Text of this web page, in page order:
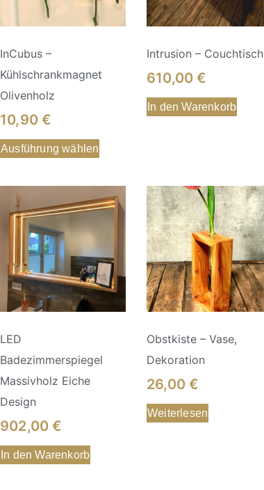
InCubus –
Kühlschrankmagnet
Olivenholz
10,90€
Ausführung wählen
Intrusion – Couchtisch
610,00€
In den Warenkorb
LED
Badezimmerspiegel
Massivholz Eiche
Design
902,00€
In den Warenkorb
Obstkiste – Vase,
Dekoration
26,00€
Weiterlesen